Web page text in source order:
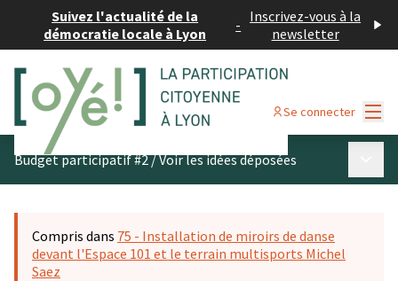
Suivez l'actualité de la
démocratie locale à Lyon
- Inscrivez-vous à la
newsletter
Se connecter
Budget participatif #2/Voir les idées déposées
Compris dans 75 - Installation de miroirs de danse
devant l'Espace 101 et le terrain multisports Michel
Saez